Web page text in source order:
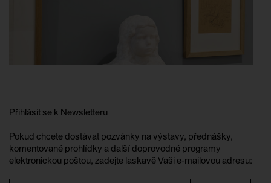
Přihlásit se k Newsletteru
Pokud chcete dostávat pozvánky na výstavy, přednášky,
komentované prohlídky a další doprovodné programy
elektronickou poštou, zadejte laskavě Vaši e-mailovou adresu: